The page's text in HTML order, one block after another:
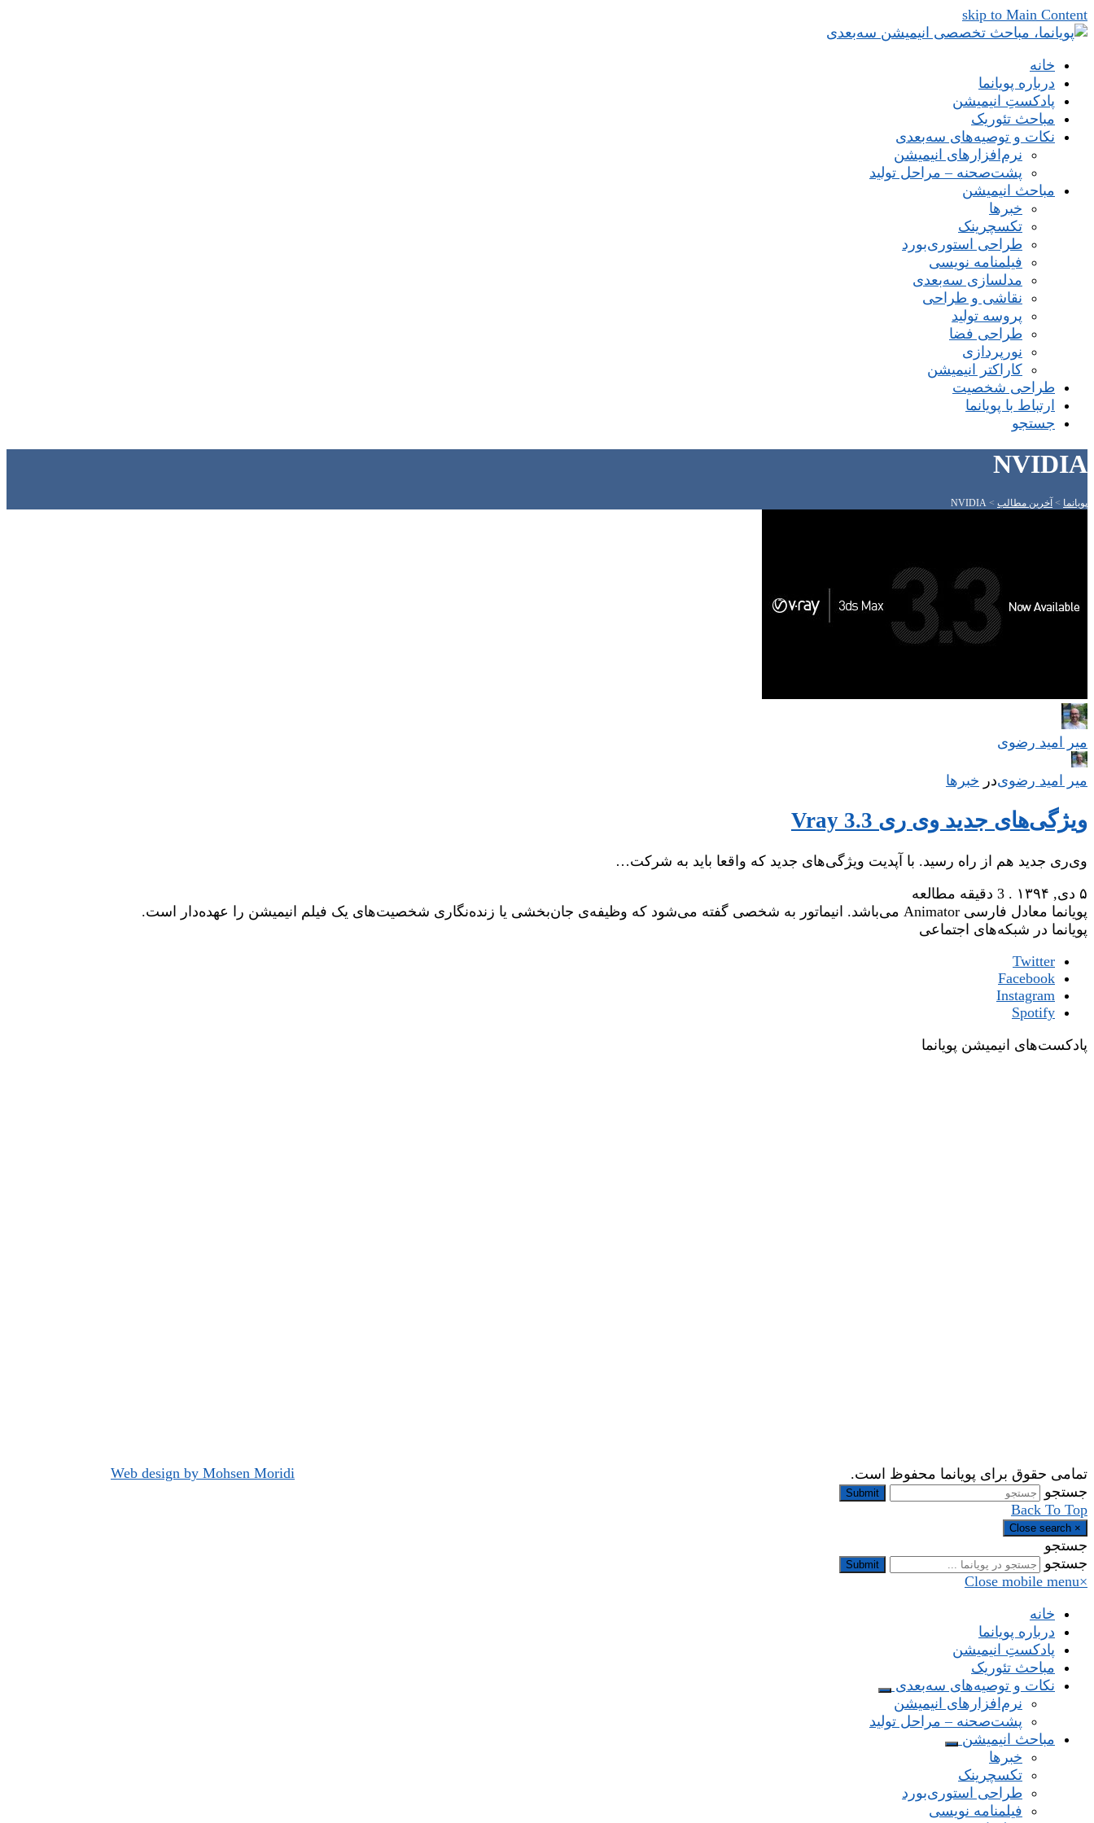
skip to Main Content
خانه
درباره پویانما
پادکستِ انیمیشن
مباحث تئوریک
نکات و توصیه‌های‌ سه‌بعدی
نرم‌افزارهای انیمیشن
پشت‌صحنه – مراحل تولید
مباحث انیمیشن
خبرها
تکسچرینک
طراحی استوری‌بورد
فیلمنامه نویسی
مدلسازی سه‌بعدی
نقاشی و طراحی
پروسه تولید
طراحی فضا
نورپردازی
کاراکتر انیمیشن
طراحی شخصیت
ارتباط با پویانما
جستجو
NVIDIA
پویانما > آخرین مطالب >
NVIDIA
میر امید رضوی
میر امید رضویدر خبرها
ویژگی‌های جدید وی ری Vray 3.3
وی‌ری جدید هم از راه رسید. با آپدیت ویژگی‌های جدید که واقعا باید به شرکت…
۵ دی, ۱۳۹۴
. 3 دقیقه مطالعه
پویانما معادل فارسی Animator می‌باشد. انیماتور به شخصی گفته می‌شود که وظیفه‌ی جان‌بخشی یا زنده‌نگاری شخصیت‌های یک فیلم انیمیشن را عهده‌دار است.
پویانما در شبکه‌های اجتماعی
Twitter
Facebook
Instagram
Spotify
پادکست‌های انیمیشن پویانما
تمامی حقوق برای پویانما محفوظ است.
Web design by Mohsen Moridi
جستجو
Submit
Back To Top
×
Close search
جستجو
جستجو
Submit
×
Close mobile menu
خانه
درباره پویانما
پادکستِ انیمیشن
مباحث تئوریک
نکات و توصیه‌های‌ سه‌بعدی
نرم‌افزارهای انیمیشن
پشت‌صحنه – مراحل تولید
مباحث انیمیشن
خبرها
تکسچرینک
طراحی استوری‌بورد
فیلمنامه نویسی